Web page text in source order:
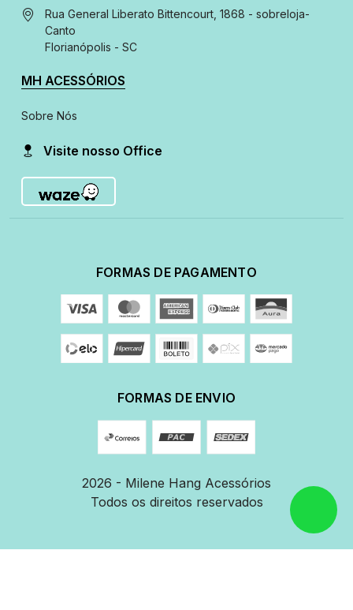
Rua General Liberato Bittencourt, 1868 - sobreloja-
Canto
Florianópolis - SC
MH ACESSÓRIOS
Sobre Nós
Visite nosso Office
FORMAS DE PAGAMENTO
2026 - Milene Hang Acessórios
Todos os direitos reservados
FORMAS DE ENVIO